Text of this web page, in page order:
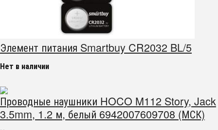
Элемент питания Smartbuy CR2032 BL/5
Нет в наличии
Проводные наушники HOCO M112 Story, Jack
3.5mm, 1.2 м, белый 6942007609708 (МСК)